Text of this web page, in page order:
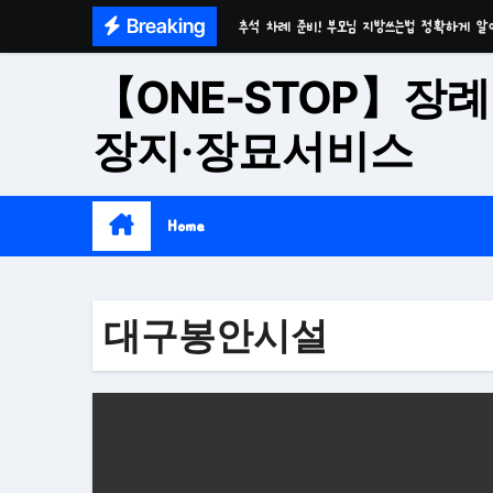
Breaking 추석 차례 준비! 부모님 지방쓰는법 정확하게 알
시간이 흘러도 변함없는 가치 성주 추모공원
치유와 위로의 공간 기독교전용 김천 납골당
재단법인 효심추모공원(현 삼랑진추모공원)
【ONE-STOP】장례
장지·장묘서비스
Home
대구봉안시설